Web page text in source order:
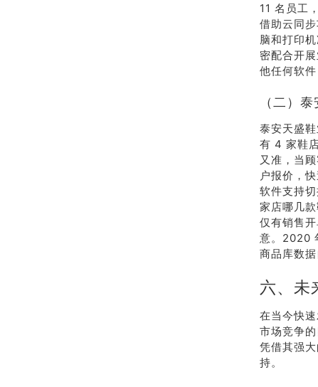
11 名员工
借助云同
脑和打印
密配合开
他任何软
（二）
泰安天盛
有 4 家鞋
又准，当
户报价，
软件支持
家店哪几
仅有销售
意。2020
商品库数
六、未
在当今快
市场竞争
凭借其强
持。